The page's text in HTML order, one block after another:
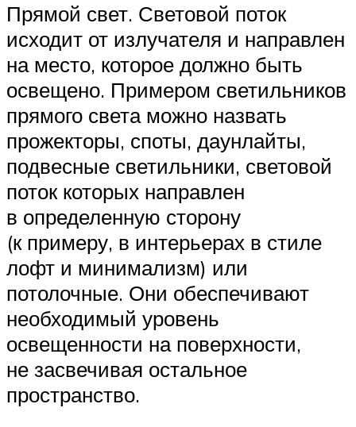
Прямой свет. Световой поток
исходит от излучателя и направлен
на место, которое должно быть
освещено. Примером светильников
прямого света можно назвать
прожекторы, споты, даунлайты,
подвесные светильники, световой
поток которых направлен
в определенную сторону
(к примеру, в интерьерах в стиле
лофт и минимализм) или
потолочные. Они обеспечивают
необходимый уровень
освещенности на поверхности,
не засвечивая остальное
пространство.